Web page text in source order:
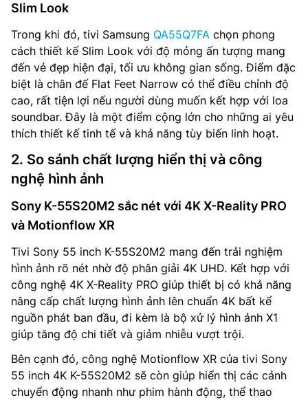
Slim Look
Trong khi đó, tivi Samsung QA55Q7FA chọn phong
cách thiết kế Slim Look với độ mỏng ấn tượng mang
đến vẻ đẹp hiện đại, tối ưu không gian sống. Điểm đặc
biệt là chân đế Flat Feet Narrow có thể điều chỉnh độ
cao, rất tiện lợi nếu người dùng muốn kết hợp với loa
soundbar. Đây là một điểm cộng lớn cho những ai yêu
thích thiết kế tinh tế và khả năng tùy biến linh hoạt.
2. So sánh chất lượng hiển thị và công
nghệ hình ảnh
Sony K-55S20M2 sắc nét với 4K X-Reality PRO
và Motionflow XR
Tivi Sony 55 inch K-55S20M2 mang đến trải nghiệm
hình ảnh rõ nét nhờ độ phân giải 4K UHD. Kết hợp với
công nghệ 4K X-Reality PRO giúp thiết bị có khả năng
nâng cấp chất lượng hình ảnh lên chuẩn 4K bất kể
nguồn phát ban đầu, đi kèm là bộ xử lý hình ảnh X1
giúp tăng độ chi tiết và giảm nhiễu vượt trội.
Bên cạnh đó, công nghệ Motionflow XR của tivi Sony
55 inch 4K K-55S20M2 sẽ còn giúp hiển thị các cảnh
chuyển động nhanh như phim hành động, thể thao